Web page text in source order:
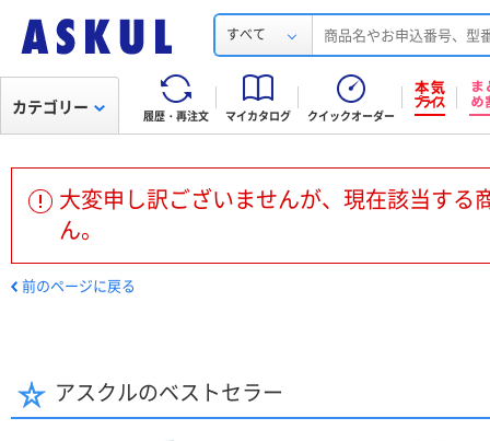
すべて
履歴・再注文 マイカタログ クイックオーダー
カテゴリー
大変申し訳ございませんが、現在該当する
ん。
前のページに戻る
アスクルのベストセラー